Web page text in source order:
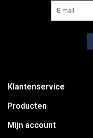
Klantenservice
Producten
Mijn account